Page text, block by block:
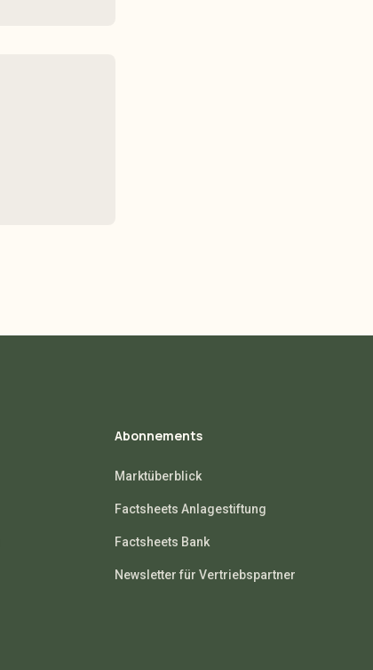
Abonnements
Marktüberblick
Factsheets Anlagestiftung
Factsheets Bank
Newsletter für Vertriebspartner